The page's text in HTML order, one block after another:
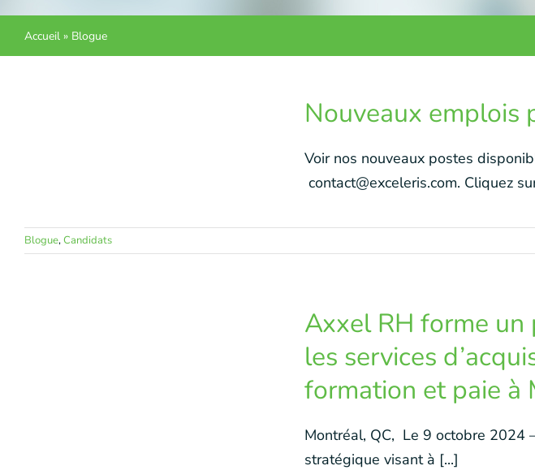
Accueil » Blogue
Nouveaux emplois
Voir nos nouveaux postes
contact@exceleris.com. Cliquez
Blogue,Candidats
Axxel RH forme
les services
formation et paie à
Montréal, QC, Le 9 octobre 2024
stratégique visant à [...]